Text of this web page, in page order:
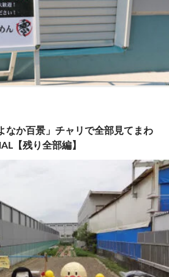
なか百景」チャリで全部見てまわ
【残り全部編】